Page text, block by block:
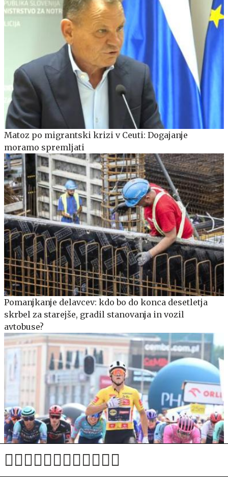
Matoz po migrantski krizi v Ceuti: Dogajanje
moramo spremljati
Pomanjkanje delavcev: kdo bo do konca desetletja
skrbel za starejše, gradil stanovanja in vozil
avtobuse?